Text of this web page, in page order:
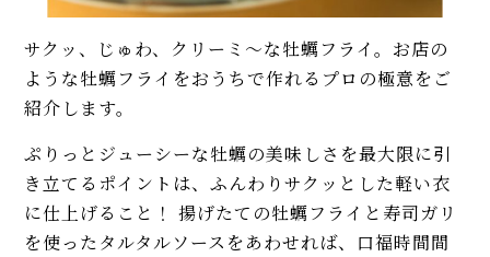
サクッ、じゅわ、クリーミ〜な牡蠣フライ。お店の
ような牡蠣フライをおうちで作れるプロの極意をご
紹介します。
ぷりっとジューシーな牡蠣の美味しさを最大限に引
き立てるポイントは、ふんわりサクッとした軽い衣
に仕上げること！ 揚げたての牡蠣フライと寿司ガリ
を使ったタルタルソースをあわせれば、口福時間間